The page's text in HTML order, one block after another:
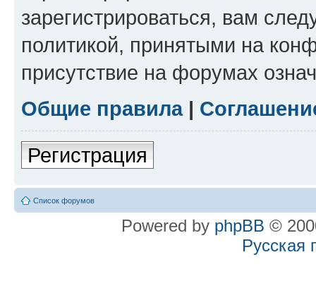
зарегистрироваться, вам
политикой, принятыми на
присутствие на форумах
Общие правила|
Регистрация
Список форумов
Powered by phpBB ©
Русская